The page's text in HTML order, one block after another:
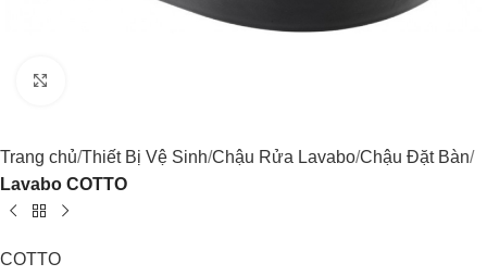
Trang chủ Thiết Bị Vệ Sinh Chậu Rửa Lavabo Chậu Đặt Bàn
Lavabo COTTO
COTTO